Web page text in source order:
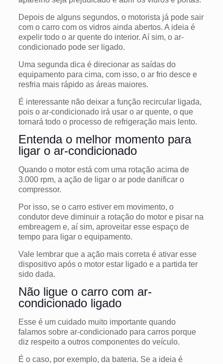
Depois de alguns segundos, o motorista já pode sair
com o carro com os vidros ainda abertos. A ideia é
expelir todo o ar quente do interior. Aí sim, o ar-
condicionado pode ser ligado.
Uma segunda dica é direcionar as saídas do
equipamento para cima, com isso, o ar frio desce e
resfria mais rápido as áreas maiores.
É interessante não deixar a função recircular ligada,
pois o ar-condicionado irá usar o ar quente, o que
tornará todo o processo de refrigeração mais lento.
Entenda o melhor momento para
ligar o ar-condicionado
Quando o motor está com uma rotação acima de
3.000 rpm, a ação de ligar o ar pode danificar o
compressor.
Por isso, se o carro estiver em movimento, o
condutor deve diminuir a rotação do motor e pisar na
embreagem e, aí sim, aproveitar esse espaço de
tempo para ligar o equipamento.
Vale lembrar que a ação mais correta é ativar esse
dispositivo após o motor estar ligado e a partida ter
sido dada.
Não ligue o carro com ar-
condicionado ligado
Esse é um cuidado muito importante quando
falamos sobre ar-condicionado para carros porque
diz respeito a outros componentes do veículo.
É o caso, por exemplo, da bateria. Se a ideia é